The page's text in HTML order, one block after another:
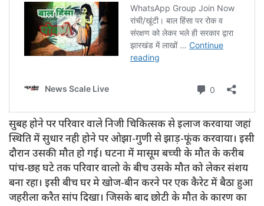
सुबह होने पर परिवार वाले निजी चिकित्सक से इलाज करवाया जहां
स्थिति में सुधार नही होने पर ओझा-गुणी से झाड़-फूंक करवाया। इसी
दौरान उसकी मौत हो गई। घटना में मासूम बच्ची के मौत के करीब
पांच-छह घटे तक परिवार वालो के बीच उसके मौत को लेकर संशय
बना रहा। इसी बीच घर मे खोज-बीन करने पर एक कैरेट में बैठा हुआ
जहरीला करैत सांप दिखा। जिसके बाद छोटी के मौत के कारण का